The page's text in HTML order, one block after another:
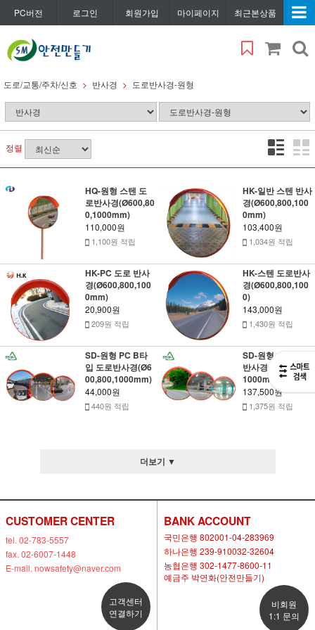
PC버전 로그인 회원가입 마이페이지 최근본상품
도로/교통/주차/신호 반사경 도로반사경-원형
정렬
HQ-원형 스텐 도
로반사경(Ø600,80
0,1000mm)
110,000원
1,100원 적립
HK-일반 스텐 반사
경(Ø600,800,100
0mm)
103,400원
1,034원 적립
HK-PC 도로 반사
경(Ø600,800,100
0mm)
20,900원
209원 적립
HK-스텐 도로반사
경(Ø600,800,100
0)
143,000원
1,430원 적립
SD-원형 PC B타
입 도로반사경(Ø6
00,800,1000mm)
44,000원
440원 적립
SD-원형 스텐 도로
반사경(Ø600,800,
1000mm)
137,500원
1,375원 적립
더보기 ▼
CUSTOMER CENTER
tel. 02-783-5557
fax. 02-6007-1448
E-mail. nowsafety@naver.com
고객센터
연결하기
BANK ACCOUNT
국민은행 802001-04-283969
하나은행 239-910032-32604
농협은행 302-1477-8600-11
예금주 박연화(안전만들기)
비회원
1:1 문의